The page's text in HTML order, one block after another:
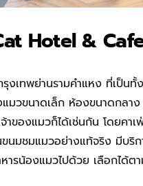
Hotel &
งเทพย่านรามคำแหง ที่เป็น
มวขนาดเล็ก ห้องขนาดกลา
จ้าของแมวก็ได้เช่นกัน โดยค
นมชมแมวอย่างแท้จริง มีบริ
ารน้องแมวไปด้วย เลือกได้ตา